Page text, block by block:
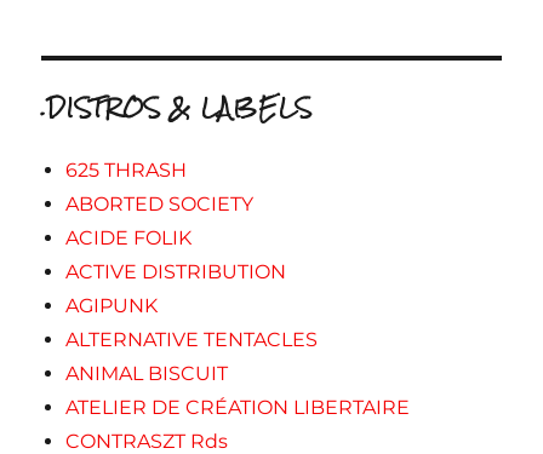
.DISTROS & LABELS
625 THRASH
ABORTED SOCIETY
ACIDE FOLIK
ACTIVE DISTRIBUTION
AGIPUNK
ALTERNATIVE TENTACLES
ANIMAL BISCUIT
ATELIER DE CRÉATION LIBERTAIRE
CONTRASZT Rds